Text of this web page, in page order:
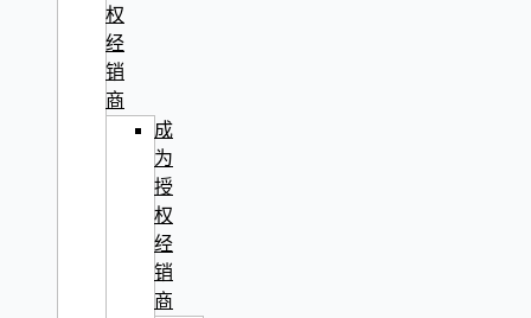
权
经
销
商
成
为
授
权
经
销
商